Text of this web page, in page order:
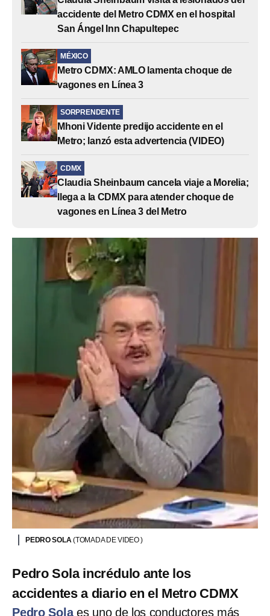
accidente del Metro CDMX en el hospital
San Ángel Inn Chapultepec
MÉXICO
Metro CDMX: AMLO lamenta choque de
vagones en Línea 3
SORPRENDENTE
Mhoni Vidente predijo accidente en el
Metro; lanzó esta advertencia (VIDEO)
CDMX
Claudia Sheinbaum cancela viaje a Morelia;
llega a la CDMX para atender choque de
vagones en Línea 3 del Metro
PEDRO SOLA(TOMADA DE VIDEO )
Pedro Sola incrédulo ante los
accidentes a diario en el Metro CDMX
Pedro Solaes uno de los conductores más